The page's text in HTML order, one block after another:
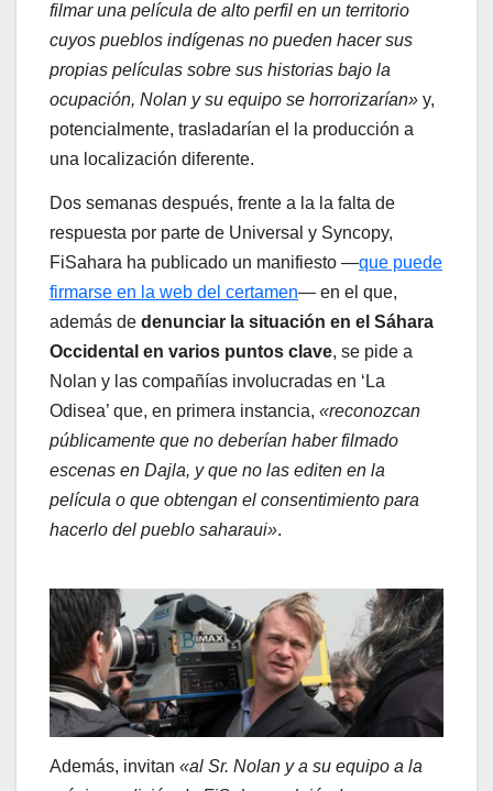
filmar una película de alto perfil en un territorio
cuyos pueblos indígenas no pueden hacer sus
propias películas sobre sus historias bajo la
ocupación, Nolan y su equipo se horrorizarían» y,
potencialmente, trasladarían el la producción a
una localización diferente.
Dos semanas después, frente a la la falta de
respuesta por parte de Universal y Syncopy,
FiSahara ha publicado un manifiesto —que puede
firmarse en la web del certamen— en el que,
además de denunciar la situación en el Sáhara
Occidental en varios puntos clave, se pide a
Nolan y las compañías involucradas en ‘La
Odisea’ que, en primera instancia, «reconozcan
públicamente que no deberían haber filmado
escenas en Dajla, y que no las editen en la
película o que obtengan el consentimiento para
hacerlo del pueblo saharaui».
Además, invitan «al Sr. Nolan y a su equipo a la